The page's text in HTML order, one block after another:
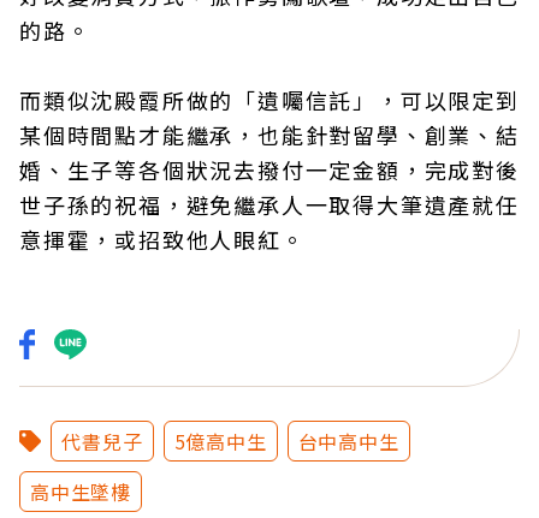
的路。
而類似沈殿霞所做的「遺囑信託」，可以限定到
某個時間點才能繼承，也能針對留學、創業、結
婚、生子等各個狀況去撥付一定金額，完成對後
世子孫的祝福，避免繼承人一取得大筆遺產就任
意揮霍，或招致他人眼紅。
代書兒子 5億高中生
台中高中生
高中生墜樓